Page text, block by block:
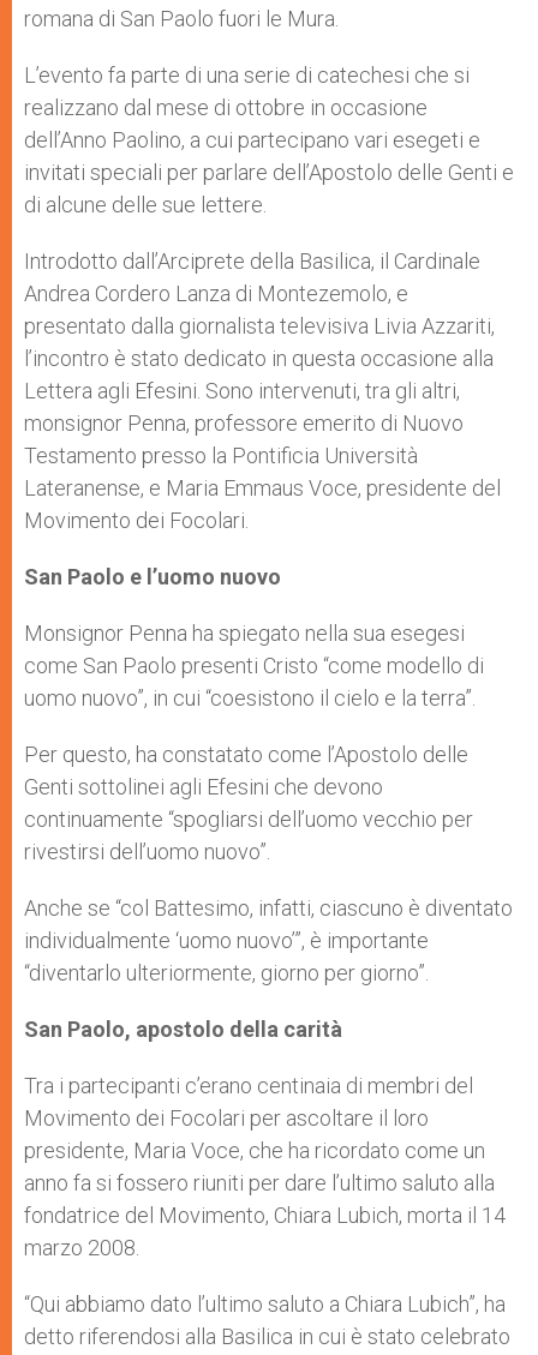
romana di San Paolo fuori le Mura.
L’evento fa parte di una serie di catechesi che si
realizzano dal mese di ottobre in occasione
dell’Anno Paolino, a cui partecipano vari esegeti e
invitati speciali per parlare dell’Apostolo delle Genti e
di alcune delle sue lettere.
Introdotto dall’Arciprete della Basilica, il Cardinale
Andrea Cordero Lanza di Montezemolo, e
presentato dalla giornalista televisiva Livia Azzariti,
l’incontro è stato dedicato in questa occasione alla
Lettera agli Efesini. Sono intervenuti, tra gli altri,
monsignor Penna, professore emerito di Nuovo
Testamento presso la Pontificia Università
Lateranense, e Maria Emmaus Voce, presidente del
Movimento dei Focolari.
San Paolo e l’uomo nuovo
Monsignor Penna ha spiegato nella sua esegesi
come San Paolo presenti Cristo “come modello di
uomo nuovo”, in cui “coesistono il cielo e la terra”.
Per questo, ha constatato come l’Apostolo delle
Genti sottolinei agli Efesini che devono
continuamente “spogliarsi dell’uomo vecchio per
rivestirsi dell’uomo nuovo”.
Anche se “col Battesimo, infatti, ciascuno è diventato
individualmente ‘uomo nuovo’”, è importante
“diventarlo ulteriormente, giorno per giorno”.
San Paolo, apostolo della carità
Tra i partecipanti c’erano centinaia di membri del
Movimento dei Focolari per ascoltare il loro
presidente, Maria Voce, che ha ricordato come un
anno fa si fossero riuniti per dare l’ultimo saluto alla
fondatrice del Movimento, Chiara Lubich, morta il 14
marzo 2008.
“Qui abbiamo dato l’ultimo saluto a Chiara Lubich”, ha
detto riferendosi alla Basilica in cui è stato celebrato